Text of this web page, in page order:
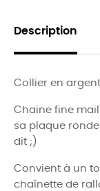
Description
Collier en
Chaine fine
sa plaque
dit ;)
Convient à un
chaînette de